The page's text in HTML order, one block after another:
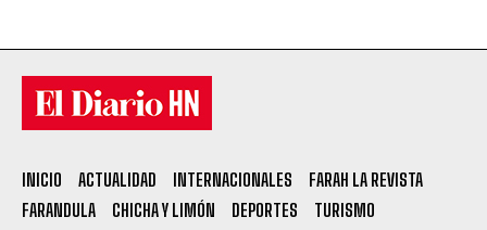
INICIO ACTUALIDAD INTERNACIONALES
FARAH LA REVISTA
FARANDULA
CHICHA Y LIMÓN DEPORTES TURISMO